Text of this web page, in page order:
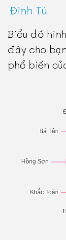
Đình Tú
Biểu đồ
đây cho
phổ biến